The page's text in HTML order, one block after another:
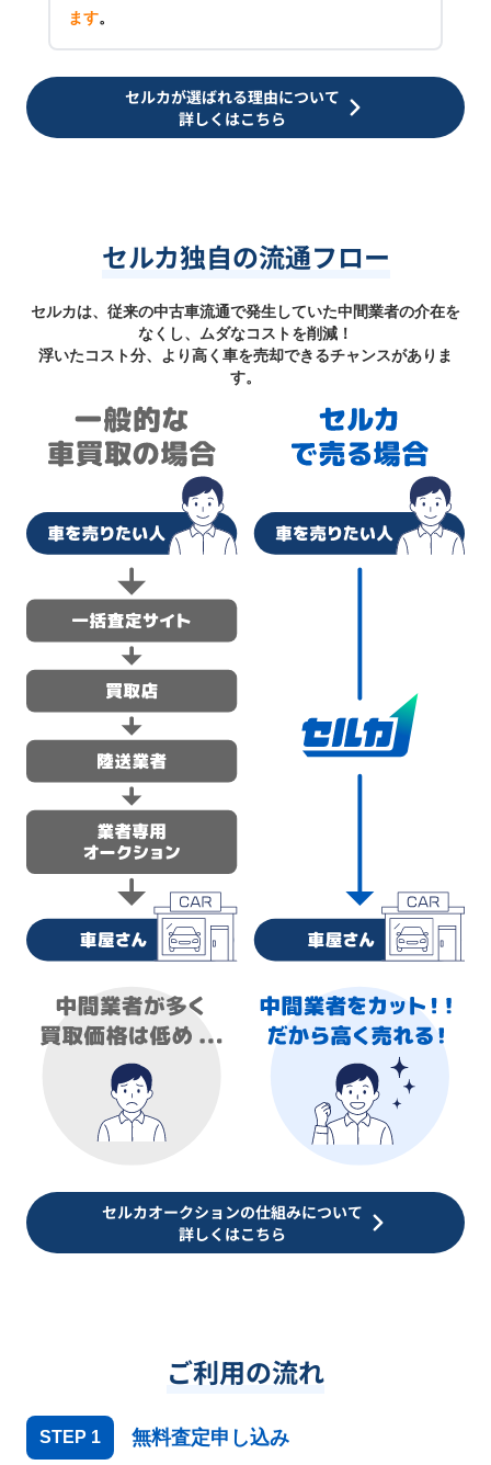
ます。
セルカが選ばれる理由について
詳しくはこちら
セルカ独自の流通フロー
セルカは、従来の中古車流通で発生していた中間業者の介在を
なくし、ムダなコストを削減！
浮いたコスト分、より高く車を売却できるチャンスがありま
す。
セルカオークションの仕組みについて
詳しくはこちら
ご利用の流れ
STEP 1 無料査定申し込み